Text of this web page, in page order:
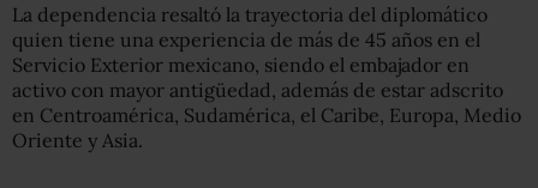
La dependencia resaltó la trayectoria del diplomático
quien tiene una experiencia de más de 45 años en el
Servicio Exterior mexicano, siendo el embajador en
activo con mayor antigüedad, además de estar adscrito
en Centroamérica, Sudamérica, el Caribe, Europa, Medio
Oriente y Asia.